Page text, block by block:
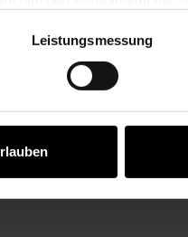
Leistungsmessung